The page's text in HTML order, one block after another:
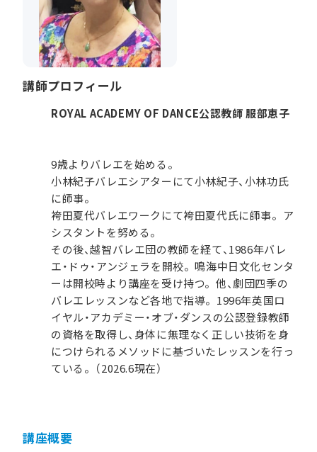
講師プロフィール
ROYAL ACADEMY OF DANCE公認教師 服部恵子
9歳よりバレエを始める。
小林紀子バレエシアターにて小林紀子、小林功氏
に師事。
袴田夏代バレエワークにて袴田夏代氏に師事。ア
シスタントを努める。
その後、越智バレエ団の教師を経て、1986年バレ
エ・ドゥ・アンジェラを開校。鳴海中日文化センタ
ーは開校時より講座を受け持つ。他、劇団四季の
バレエレッスンなど各地で指導。1996年英国ロ
イヤル・アカデミー・オブ・ダンスの公認登録教師
の資格を取得し、身体に無理なく正しい技術を身
につけられるメソッドに基づいたレッスンを行っ
ている。（2026.6現在）
講座概要